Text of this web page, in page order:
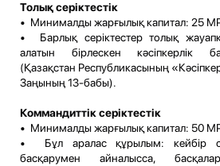
Толық серіктестік
• Минималды жарғылық капитал: 25
• Барлық серіктестер толық
алатын бірлескен кәсіпкерлік
(Қазақстан Республикасының
Заңының 13-бабы).
Коммандиттік серіктестік
• Минималды жарғылық капитал: 50
• Бұл аралас құрылым: кейбір
басқарумен айналысса,